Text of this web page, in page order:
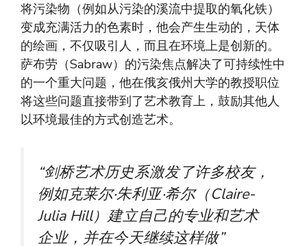
将污染物（例如从污染的溪流中提取的氧化铁）
变成充满活力的色素时，他会产生生动的，天体
的绘画，不仅吸引人，而且在环境上是创新的。
萨布劳（Sabraw）的污染焦点解决了可持续性中
的一个重大问题，他在俄亥俄州大学的教授职位
将这些问题直接带到了艺术教育上，鼓励其他人
以环境最佳的方式创造艺术。
“剑桥艺术历史系激发了许多校友，
例如克莱尔·朱利亚·希尔（Claire-
Julia Hill）建立自己的专业和艺术
企业，并在今天继续这样做”